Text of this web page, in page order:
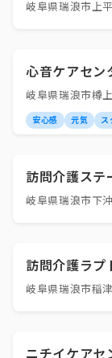
岐阜県瑞浪市上
心音ケアセン
岐阜県瑞浪市樽
安心感 元気 ス
訪問介護ス
岐阜県瑞浪市下
訪問介護ラプ
岐阜県瑞浪市稲
ニチイケアセ